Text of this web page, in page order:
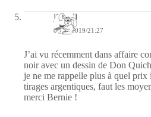
jill bill
03/01/2019/21:27
J’ai vu récemment dans affaire
noir avec un dessin de Don
je ne me rappelle plus à quel
tirages argentiques, faut les
merci Bernie !